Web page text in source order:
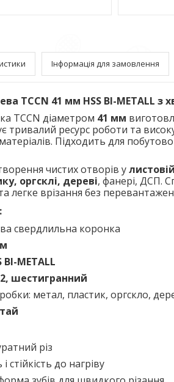
Інформація для замовлення
TCCN 41 мм HSS BI-METALL з
TCCN діаметром 41 мм
тривалий ресурс роботи та
Підходить для
чистих отворів у
оргсклі, дереві, фанері, ДСП.
легке врізання без
свердлильна коронка
BI-METALL
шестигранний
метал, пластик, оргскло,
різ
стійкість до нагріву